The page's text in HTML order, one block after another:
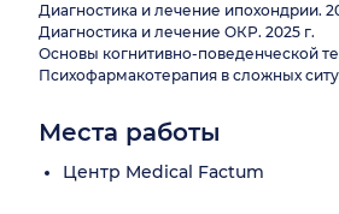
Диагностика и лечение ипохондрии.
Диагностика и лечение ОКР. 2025 г.
Основы когнитивно-поведенческой
Психофармакотерапия в сложных
Места работы
Центр Medical Factum